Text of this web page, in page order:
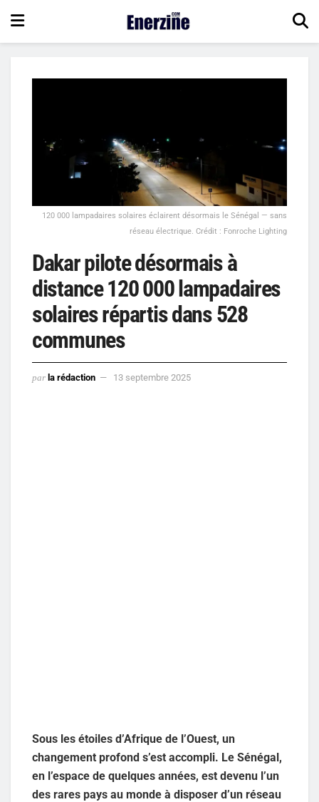
120 000 lampadaires solaires éclairent désormais le Sénégal — sans
réseau électrique. Crédit : Fonroche Lighting
Dakar pilote désormais à
distance 120 000 lampadaires
solaires répartis dans 528
communes
par la rédaction 13 septembre 2025
Sous les étoiles d’Afrique de l’Ouest, un
changement profond s’est accompli. Le Sénégal,
en l’espace de quelques années, est devenu l’un
des rares pays au monde à disposer d’un réseau